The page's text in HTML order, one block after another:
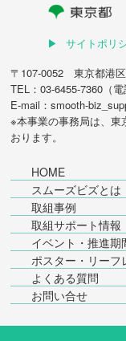
サイトポリ
〒107-0052 東京都港
TEL：03-6455-7360（
E-mail：smooth-
※本事業の事務局は、東
おります。
HOME
スムーズビズとは
取組事例
取組サポート情報
イベント・推進期
ポスター・リーフ
よくある質問
お問い合せ